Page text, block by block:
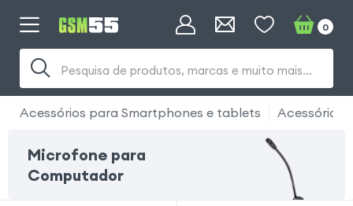
Pesquisa de produtos, marcas e muito mais...
0
Acessórios para Smartphones e tablets Acessório
Microfone para
Computador